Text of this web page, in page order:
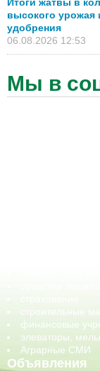
высокого урожая
удобрения
06.08.2026 12:53
Мы в
строительные
финансовые
элеваторы,
Аграрные СМИ
Объявления